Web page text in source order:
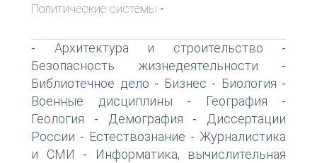
Политические системы -
- Архитектура и строительство -
Безопасность жизнедеятельности -
Библиотечное дело - Бизнес - Биология -
Военные дисциплины - География -
Геология - Демография -
Диссертации
России - Естествознание - Журналистика
и СМИ -
Информатика, вычислительная